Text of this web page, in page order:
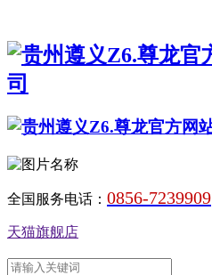
全国服务电话： 0856-7239909
天猫旗舰店